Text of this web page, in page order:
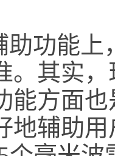
助功能上
。其实
能方面
地辅助